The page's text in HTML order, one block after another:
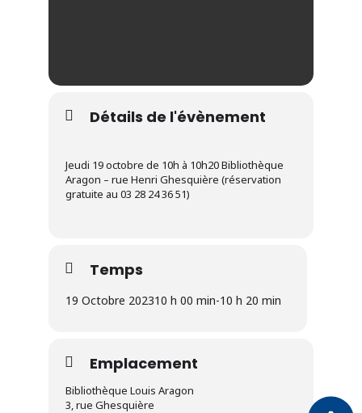
Détails de l'évènement
Jeudi 19 octobre de 10h à 10h20 Bibliothèque
Aragon – rue Henri Ghesquière (réservation
gratuite au 03 28 24 36 51)
Temps
19 Octobre 202310 h 00 min-10 h 20 min
Emplacement
Bibliothèque Louis Aragon
3, rue Ghesquière